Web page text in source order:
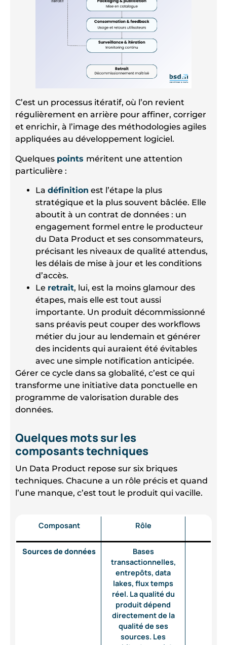
C’est un processus itératif, où l’on revient
régulièrement en arrière pour affiner, corriger
et enrichir, à l’image des méthodologies agiles
appliquées au développement logiciel.
Quelques points méritent une attention
particulière :
La définition est l’étape la plus
stratégique et la plus souvent bâclée. Elle
aboutit à un contrat de données : un
engagement formel entre le producteur
du Data Product et ses consommateurs,
précisant les niveaux de qualité attendus,
les délais de mise à jour et les conditions
d’accès.
Le retrait, lui, est la moins glamour des
étapes, mais elle est tout aussi
importante. Un produit décommissionné
sans préavis peut couper des workflows
métier du jour au lendemain et générer
des incidents qui auraient été évitables
avec une simple notification anticipée.
Gérer ce cycle dans sa globalité, c’est ce qui
transforme une initiative data ponctuelle en
programme de valorisation durable des
données.
Quelques mots sur les
composants techniques
Un Data Product repose sur six briques
techniques. Chacune a un rôle précis et quand
l’une manque, c’est tout le produit qui vacille.
Composant Rôle
Sources de données
Bases
transactionnelles,
entrepôts, data
lakes, flux temps
réel. La qualité du
produit dépend
directement de la
qualité de ses
sources. Les